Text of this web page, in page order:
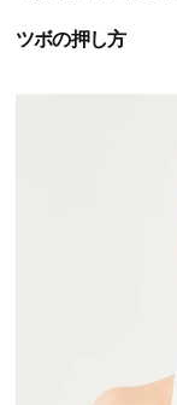
ツボの押し方